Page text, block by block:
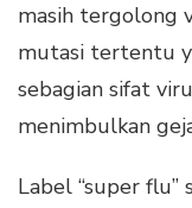
masih tergolong
mutasi tertentu
sebagian sifat
menimbulkan
Label “super